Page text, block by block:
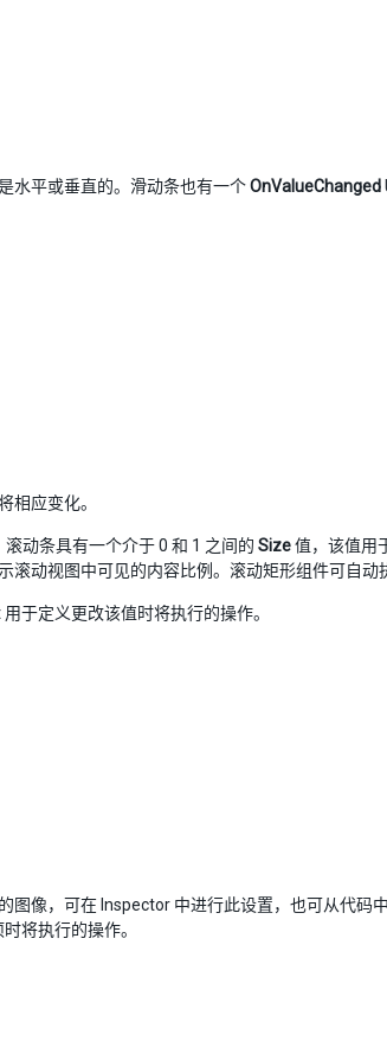
水平或垂直的。滑动条也有一个OnValueChanged
相应变化。
动条具有一个介于 0 和 1 之间的 Size值，该值用
动视图中可见的内容比例。滚动矩形组件可自动
于定义更改该值时将执行的操作。
像，可在 Inspector 中进行此设置，也可从代码
将执行的操作。